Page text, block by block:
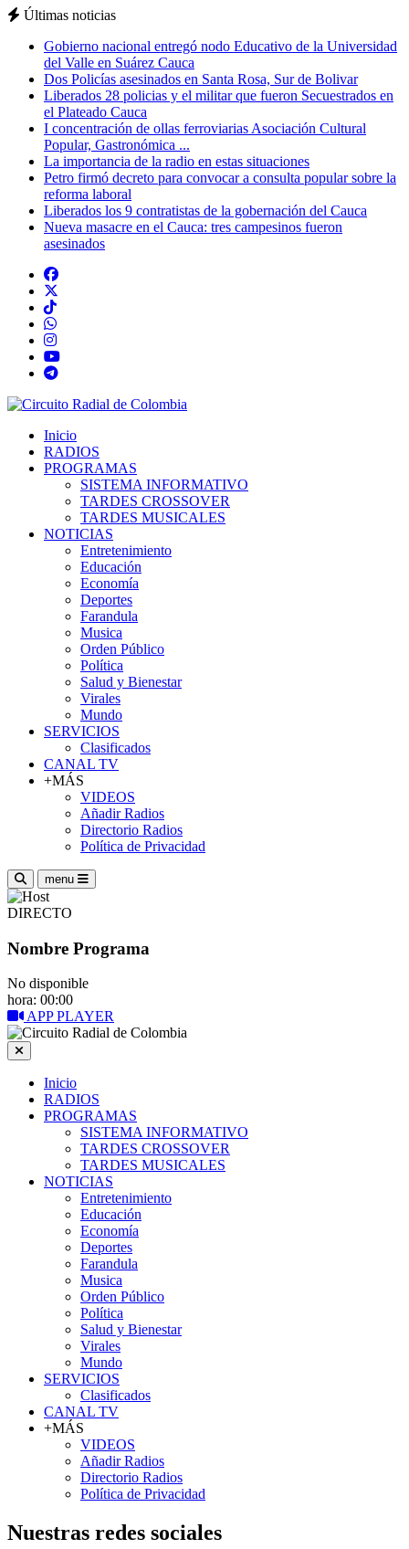
Últimas noticias
Gobierno nacional entregó nodo Educativo de la Universidad
del Valle en Suárez Cauca
Dos Policías asesinados en Santa Rosa, Sur de Bolivar
Liberados 28 policias y el militar que fueron Secuestrados en
el Plateado Cauca
I concentración de ollas ferroviarias Asociación Cultural
Popular, Gastronómica ...
La importancia de la radio en estas situaciones
Petro firmó decreto para convocar a consulta popular sobre la
reforma laboral
Liberados los 9 contratistas de la gobernación del Cauca
Nueva masacre en el Cauca: tres campesinos fueron
asesinados
Inicio
RADIOS
PROGRAMAS
SISTEMA INFORMATIVO
TARDES CROSSOVER
TARDES MUSICALES
NOTICIAS
Entretenimiento
Educación
Economía
Deportes
Farandula
Musica
Orden Público
Política
Salud y Bienestar
Virales
Mundo
SERVICIOS
Clasificados
CANAL TV
+MÁS
VIDEOS
Añadir Radios
Directorio Radios
Política de Privacidad
menu
DIRECTO
Nombre Programa
No disponible
hora: 00:00
APP PLAYER
Inicio
RADIOS
PROGRAMAS
SISTEMA INFORMATIVO
TARDES CROSSOVER
TARDES MUSICALES
NOTICIAS
Entretenimiento
Educación
Economía
Deportes
Farandula
Musica
Orden Público
Política
Salud y Bienestar
Virales
Mundo
SERVICIOS
Clasificados
CANAL TV
+MÁS
VIDEOS
Añadir Radios
Directorio Radios
Política de Privacidad
Nuestras redes sociales